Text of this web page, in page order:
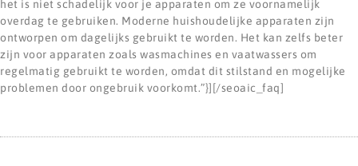
het is niet schadelijk voor je apparaten om ze voornamelijk
overdag te gebruiken. Moderne huishoudelijke apparaten zijn
ontworpen om dagelijks gebruikt te worden. Het kan zelfs beter
zijn voor apparaten zoals wasmachines en vaatwassers om
regelmatig gebruikt te worden, omdat dit stilstand en mogelijke
problemen door ongebruik voorkomt.”}][/seoaic_faq]